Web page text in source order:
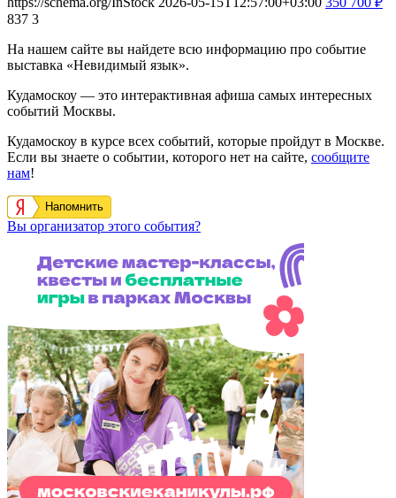
837 3
На нашем сайте вы найдете всю информацию про событие
выставка «Невидимый язык».
Кудамоскоу — это интерактивная афиша самых интересных
событий Москвы.
Кудамоскоу в курсе всех событий, которые пройдут в Москве.
Если вы знаете о событии, которого нет на сайте, сообщите
нам!
Напомнить
Вы организатор этого события?